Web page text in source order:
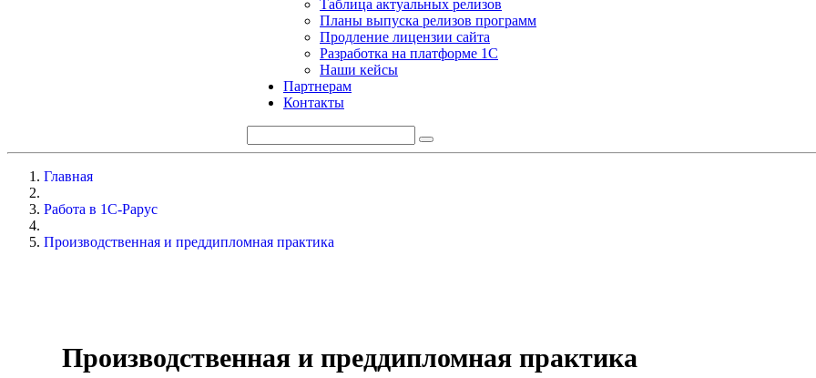
Таблица актуальных релизов
Планы выпуска релизов программ
Продление лицензии сайта
Разработка на платформе 1С
Наши кейсы
Партнерам
Контакты
Главная
Работа в 1С-Рарус
Производственная и преддипломная практика
Производственная и преддипломная практика